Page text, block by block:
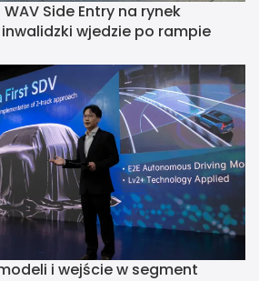
Side Entry na rynek
wjedzie po rampie
i wejście w segment